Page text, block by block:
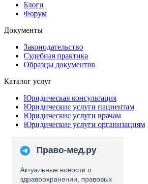
Блоги
Форум
Документы
Законодательство
Судебная практика
Образцы документов
Каталог услуг
Юридическая консультация
Юридические услуги пациентам
Юридические услуги врачам
Юридические услуги организациям
Право-мед.ру
Актуальные новости о
здравоохранении, правовых